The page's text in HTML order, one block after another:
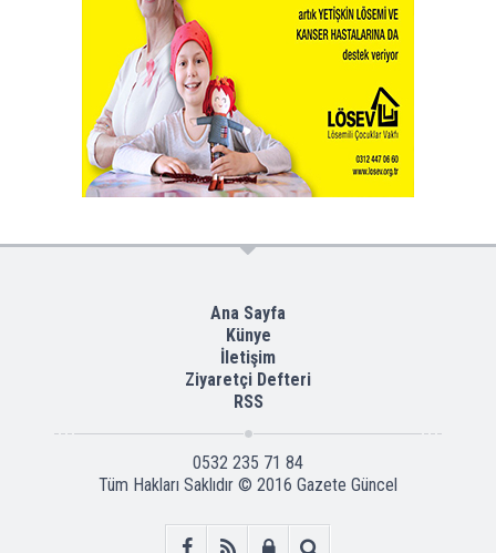
Ana Sayfa
Künye
İletişim
Ziyaretçi Defteri
RSS
0532 235 71 84
Tüm Hakları Saklıdır © 2016 Gazete Güncel